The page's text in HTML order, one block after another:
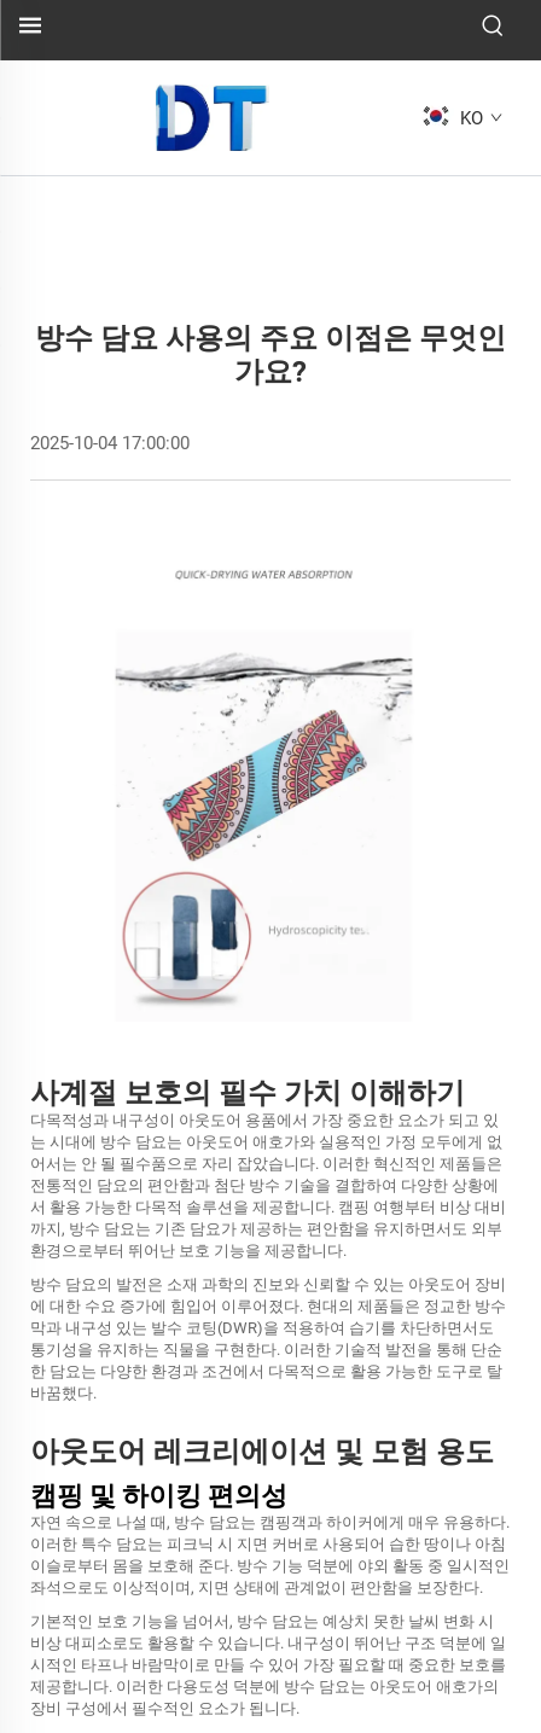
KO
방수 담요 사용의 주요 이점은 무엇인
가요?
2025-10-04 17:00:00
사계절 보호의 필수 가치 이해하기
다목적성과 내구성이 아웃도어 용품에서 가장 중요한 요소가 되고 있
는 시대에 방수 담요는 아웃도어 애호가와 실용적인 가정 모두에게 없
어서는 안 될 필수품으로 자리 잡았습니다. 이러한 혁신적인 제품들은
전통적인 담요의 편안함과 첨단 방수 기술을 결합하여 다양한 상황에
서 활용 가능한 다목적 솔루션을 제공합니다. 캠핑 여행부터 비상 대비
까지, 방수 담요는 기존 담요가 제공하는 편안함을 유지하면서도 외부
환경으로부터 뛰어난 보호 기능을 제공합니다.
방수 담요의 발전은 소재 과학의 진보와 신뢰할 수 있는 아웃도어 장비
에 대한 수요 증가에 힘입어 이루어졌다. 현대의 제품들은 정교한 방수
막과 내구성 있는 발수 코팅(DWR)을 적용하여 습기를 차단하면서도
통기성을 유지하는 직물을 구현한다. 이러한 기술적 발전을 통해 단순
한 담요는 다양한 환경과 조건에서 다목적으로 활용 가능한 도구로 탈
바꿈했다.
아웃도어 레크리에이션 및 모험 용도
캠핑 및 하이킹 편의성
자연 속으로 나설 때, 방수 담요는 캠핑객과 하이커에게 매우 유용하다.
이러한 특수 담요는 피크닉 시 지면 커버로 사용되어 습한 땅이나 아침
이슬로부터 몸을 보호해 준다. 방수 기능 덕분에 야외 활동 중 일시적인
좌석으로도 이상적이며, 지면 상태에 관계없이 편안함을 보장한다.
기본적인 보호 기능을 넘어서, 방수 담요는 예상치 못한 날씨 변화 시
비상 대피소로도 활용할 수 있습니다. 내구성이 뛰어난 구조 덕분에 일
시적인 타프나 바람막이로 만들 수 있어 가장 필요할 때 중요한 보호를
제공합니다. 이러한 다용도성 덕분에 방수 담요는 아웃도어 애호가의
장비 구성에서 필수적인 요소가 됩니다.